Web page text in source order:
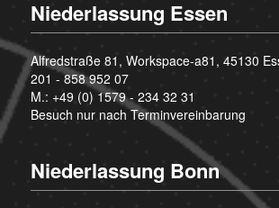
Niederlassung Essen
Alfredstraße 81, Workspace-a81, 45130
201 - 858 952 07
M.: +49 (0) 1579 - 234 32 31
Besuch nur nach Terminvereinbarung
Niederlassung Bonn